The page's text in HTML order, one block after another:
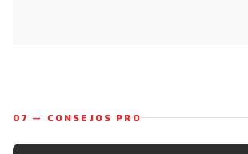
07 — CONSEJOS PRO